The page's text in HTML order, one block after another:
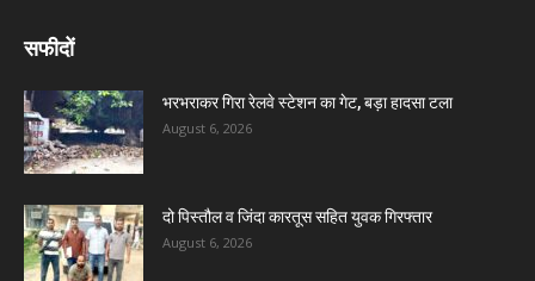
सफीदों
भरभराकर गिरा रेलवे स्टेशन का गेट, बड़ा हादसा टला
August 6, 2026
दो पिस्तौल व जिंदा कारतूस सहित युवक गिरफ्तार
August 6, 2026